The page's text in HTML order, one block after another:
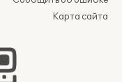
Карта сайта